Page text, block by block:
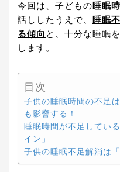
今回は、子どもの睡眠
話ししたうえで、
睡眠
る傾向 と、十分な睡眠
します。
目次
子供の睡眠時間の不足
も影響する！
睡眠時間が不足してい
イン」
子供の睡眠不足解消は